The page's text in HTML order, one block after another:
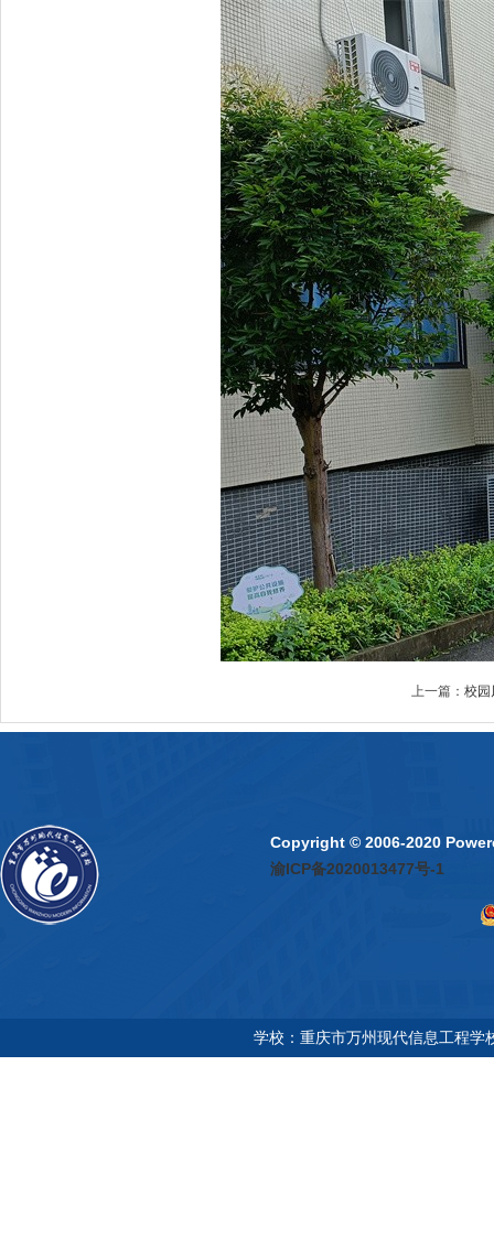
上一篇： 校园
Copyright © 2006-2020
渝ICP备2020013477号-1
学校：重庆市万州现代信息工